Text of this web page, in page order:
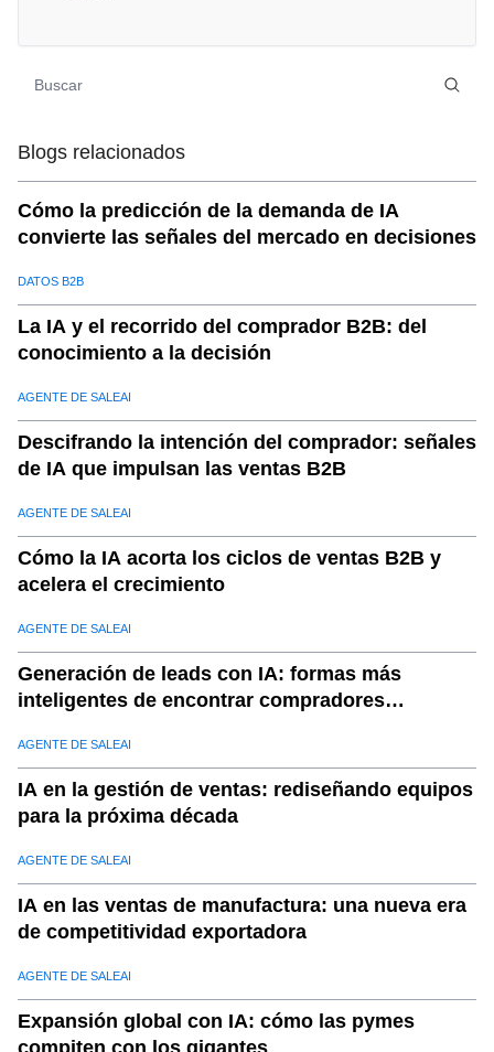
07. Conclusión: Logre el crecimiento de las ventas globales
Blogs relacionados
Cómo la predicción de la demanda de IA
convierte las señales del mercado en decisiones
DATOS B2B
La IA y el recorrido del comprador B2B: del
conocimiento a la decisión
AGENTE DE SALEAI
Descifrando la intención del comprador: señales
de IA que impulsan las ventas B2B
AGENTE DE SALEAI
Cómo la IA acorta los ciclos de ventas B2B y
acelera el crecimiento
AGENTE DE SALEAI
Generación de leads con IA: formas más
inteligentes de encontrar compradores
AGENTE DE SALEAI
IA en la gestión de ventas: rediseñando equipos
para la próxima década
AGENTE DE SALEAI
IA en las ventas de manufactura: una nueva era
de competitividad exportadora
AGENTE DE SALEAI
Expansión global con IA: cómo las pymes